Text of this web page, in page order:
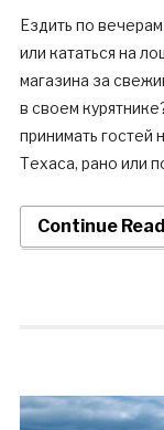
Ездить по
или кататься на
магазина за
в своем
принимать гостей
Техаса, рано или
Continue